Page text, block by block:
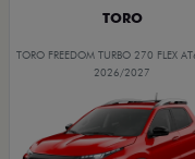
TORO
TORO FREEDOM TURBO 270 FLEX
2026/2027